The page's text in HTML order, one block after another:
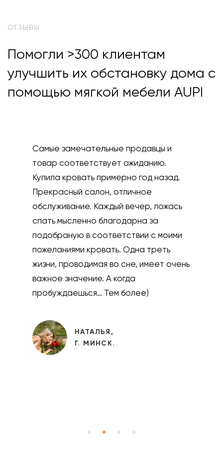
ОТЗЫВЫ
Помогли >300 клиентам
улучшить их обстановку дома с
помощью мягкой мебели AUPI
Покупали себе в зал кресло для
создания дополнительного места.
Наш выбор с дочерью пал на кресло
Ивар, которое отлично вписалось в
обстановку! Выбрали не маркую и
крепкую ткань в серых тонах!
Качество и дизайн нас радует, все
сделано лаконично и со вкусом.
Приятным дополнением стала подушка
в тон креслу. Доставили в
оговоренный промежуток времени,
радовать моего мужа)))) Покупкой
очень довольны и сервисом шоурума
тоже!!!))) Рекомендую!